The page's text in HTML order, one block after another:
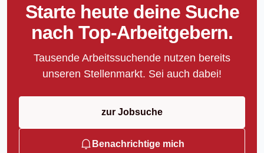
Starte heute deine Suche
nach Top-Arbeitgebern.
Tausende Arbeitssuchende nutzen bereits
unseren Stellenmarkt. Sei auch dabei!
zur Jobsuche
Benachrichtige mich